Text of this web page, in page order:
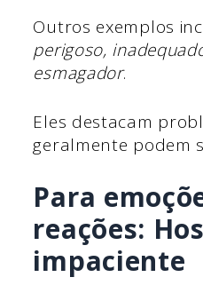
Outros exemplos
perigoso,
esmagador.
Eles destacam
geralmente podem
Para
reações:
impaciente